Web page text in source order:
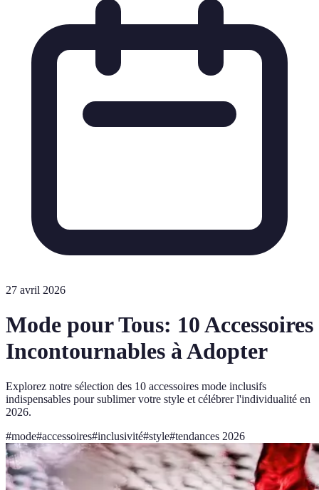
27 avril 2026
Mode pour Tous: 10 Accessoires
Incontournables à Adopter
Explorez notre sélection des 10 accessoires mode inclusifs
indispensables pour sublimer votre style et célébrer l'individualité en
2026.
#mode#accessoires#inclusivité#style#tendances 2026